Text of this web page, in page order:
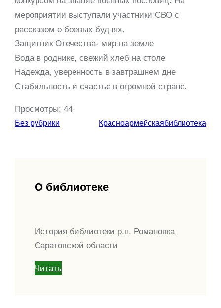
мероприятии выступали участники СВО с
рассказом о боевых буднях.
Защитник Отечества- мир на земле
Вода в роднике, свежий хлеб на столе
Надежда, уверенность в завтрашнем дне
Стабильность и счастье в огромной стране.
Просмотры: 44
Без рубрики Красноармейскаябиблиотека
О библиотеке
История библиотеки р.п. Романовка
Саратовской области
Читать